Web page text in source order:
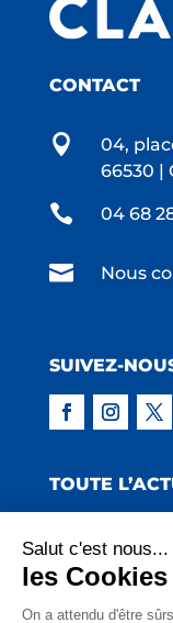
CONTACT

04,
66530 |
 04 68
 Nous
SUIVEZ-
TOUTE
Copyright ©
Salut c'est nous...
les Cookies
On a attendu d'être